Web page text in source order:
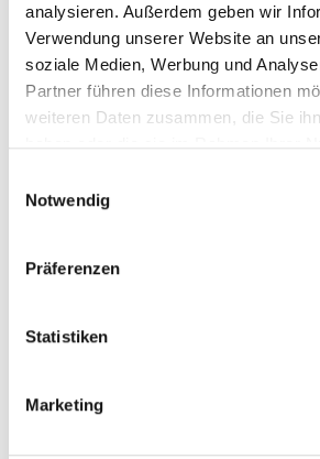
analysieren. Außerdem geben wir
Verwendung unserer Website an
soziale Medien, Werbung und
Partner führen diese Informationen
weiteren Daten zusammen, die Sie
Cookies, wenn Sie unsere Webseite
Notwendig
Präferenzen
Statistiken
Marketing